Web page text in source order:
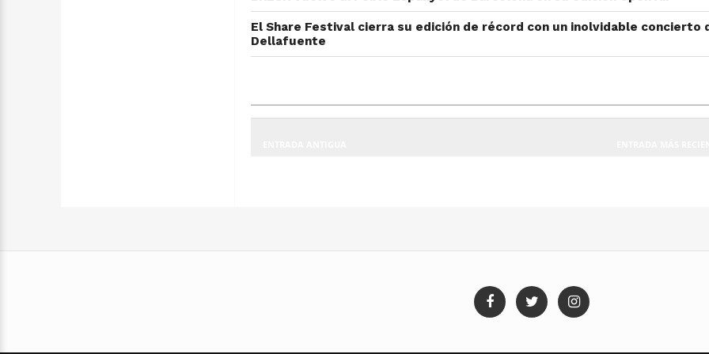
El Share Festival cierra su edición de récord con un inolvidable concierto
Dellafuente